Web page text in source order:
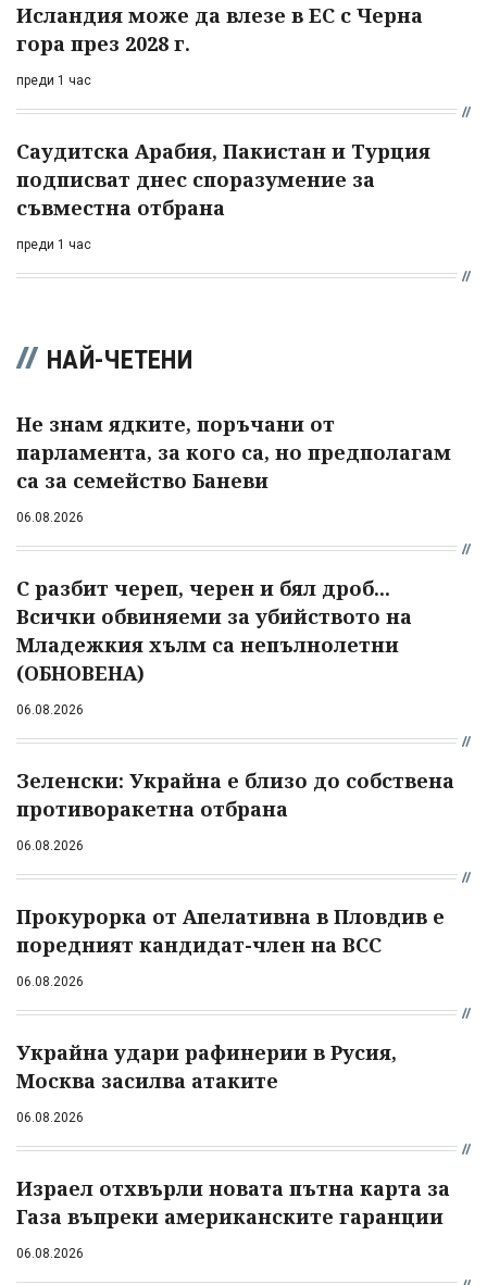
Исландия може да влезе в ЕС с Черна
гора през 2028 г.
преди 1 час
Саудитска Арабия, Пакистан и Турция
подписват днес споразумение за
съвместна отбрана
преди 1 час
НАЙ-ЧЕТЕНИ
Не знам ядките, поръчани от
парламента, за кого са, но предполагам
са за семейство Баневи
06.08.2026
С разбит череп, черен и бял дроб...
Всички обвиняеми за убийството на
Младежкия хълм са непълнолетни
(ОБНОВЕНА)
06.08.2026
Зеленски: Украйна е близо до собствена
противоракетна отбрана
06.08.2026
Прокурорка от Апелативна в Пловдив е
поредният кандидат-член на ВСС
06.08.2026
Украйна удари рафинерии в Русия,
Москва засилва атаките
06.08.2026
Израел отхвърли новата пътна карта за
Газа въпреки американските гаранции
06.08.2026